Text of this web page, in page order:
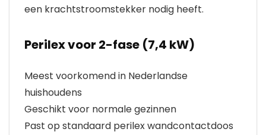
een krachtstroomstekker nodig heeft.
Perilex voor 2-fase (7,4 kW)
Meest voorkomend in Nederlandse
huishoudens
Geschikt voor normale gezinnen
Past op standaard perilex wandcontactdoos